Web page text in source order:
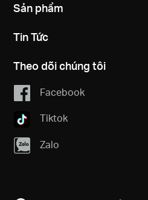
Sản phẩm
Tin Tức
Theo dõi chúng tôi
Facebook
Tiktok
Zalo